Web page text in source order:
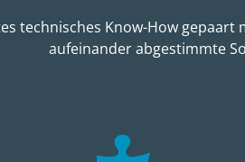
technisches Know-How
aufeinander abgestimmte